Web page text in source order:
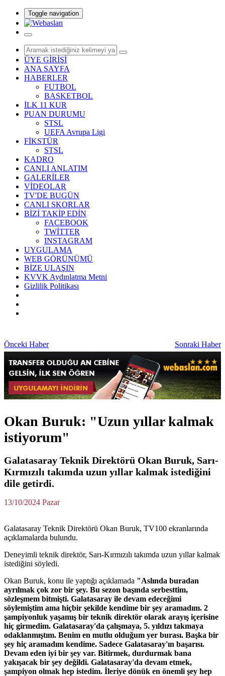
Toggle navigation
ÜYE GİRİŞİ
ANA SAYFA
HABERLER
FUTBOL
BASKETBOL
İLK 11 KUR
PUAN DURUMU
STSL
UEFA Avrupa Ligi
FİKSTÜR
STSL
KADRO
CANLI ANLATIM
GALERİLER
VİDEOLAR
TV'DE BUGÜN
CANLI SKORLAR
BİZİ TAKİP EDİN
FACEBOOK
TWİTTER
INSTAGRAM
UYGULAMA
WEB GÖRÜNÜMÜ
BİZE ULAŞIN
KVVK Aydınlatma Metni
Gizlilik Politikası
Önceki Haber Sonraki Haber
Okan Buruk: "Uzun yıllar kalmak
istiyorum"
Galatasaray Teknik Direktörü Okan Buruk, Sarı-
Kırmızılı takımda uzun yıllar kalmak istediğini
dile getirdi.
13/10/2024 Pazar
Galatasaray Teknik Direktörü Okan Buruk, TV100 ekranlarında
açıklamalarda bulundu.
Deneyimli teknik direktör, Sarı-Kırmızılı takımda uzun yıllar kalmak
istediğini söyledi.
Okan Buruk, konu ile yaptığı açıklamada "Aslında buradan
ayrılmak çok zor bir şey. Bu sezon başında serbesttim,
sözleşmem bitmişti. Galatasaray ile devam edeceğimi
söylemiştim ama hiçbir şekilde kendime bir şey aramadım. 2
şampiyonluk yaşamış bir teknik direktör olarak arayış içerisine
hiç girmedim. Galatasaray'da çalışmaya, 5. yıldızı takmaya
odaklanmıştım. Benim en mutlu olduğum yer burası. Başka bir
şey hiç aramadım kendime. Sadece Galatasaray'ın başarısı.
Devam eden iyi bir şey var. Bitirmek, durdurmak bana
yakışacak bir şey değildi. Galatasaray'da devam etmek,
şampiyon olmak hep istedim. İleriye dönük en önemli şey hep